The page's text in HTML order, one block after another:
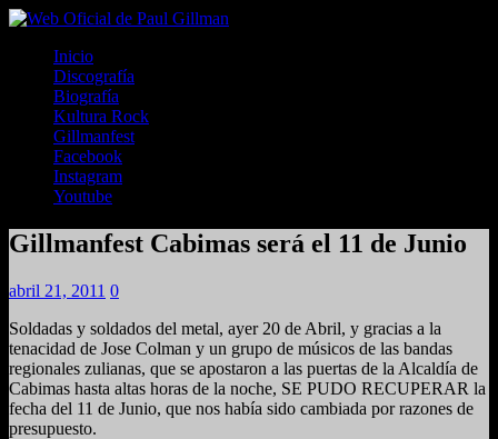
Inicio
Discografía
Biografía
Kultura Rock
Gillmanfest
Facebook
Instagram
Youtube
Gillmanfest Cabimas será el 11 de Junio
abril 21, 2011 0
Soldadas y soldados del metal, ayer 20 de Abril, y gracias a la
tenacidad de Jose Colman y un grupo de músicos de las bandas
regionales zulianas, que se apostaron a las puertas de la Alcaldía de
Cabimas hasta altas horas de la noche, SE PUDO RECUPERAR la
fecha del 11 de Junio, que nos había sido cambiada por razones de
presupuesto.